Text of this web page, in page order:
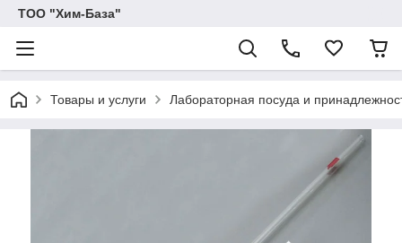
ТОО "Хим-База"
Товары и услуги Лабораторная посуда и